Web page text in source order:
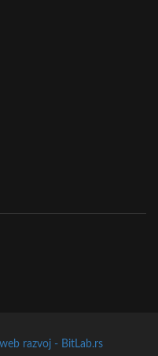
razvoj - BitLab.rs